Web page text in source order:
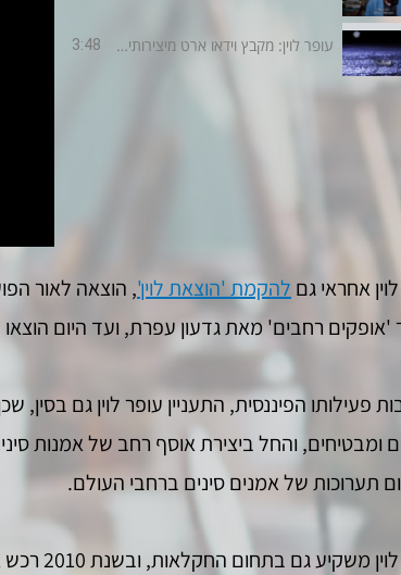
עופר לוין: מקבץ וידאו ארט מיצירותיה של האמנית עדן אורבך עפרת | אוסף לוין 3:48
אחראי גם להקמת 'הוצאת לוין'
רחבים' מאת גדעון עפרת, ועד היום הוצאו לאור כ-15 ספרים
פעילותו הפיננסית, התעניין עופר לוין גם
תערוכות של אמנים סינים ברחבי העולם.
עופר